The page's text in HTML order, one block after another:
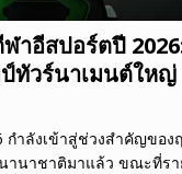
าอีสปอร์ตปี
ทัวร์นาเมนต์ใหญ่
กำลังเข้าสู่ช่วงสำคัญของ
านาชาติมาแล้ว ขณะที่ร